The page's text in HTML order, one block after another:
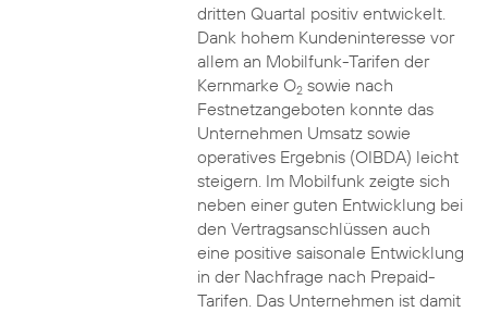
dritten Quartal positiv entwickelt.
Dank hohem Kundeninteresse vor
allem an Mobilfunk-Tarifen der
Kernmarke O2sowie nach
Festnetzangeboten konnte das
Unternehmen Umsatz sowie
operatives Ergebnis (OIBDA) leicht
steigern. Im Mobilfunk zeigte sich
neben einer guten Entwicklung bei
den Vertragsanschlüssen auch
eine positive saisonale Entwicklung
in der Nachfrage nach Prepaid-
Tarifen. Das Unternehmen ist damit